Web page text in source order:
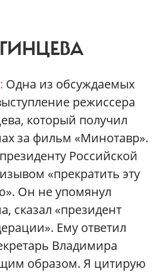
Одна из обсуждаемых
режиссера
который получил
за фильм «Минотавр».
Российской
«прекратить эту
Он не упомянул
сказал «президент
Ему ответил
Владимира
образом. Я цитирую